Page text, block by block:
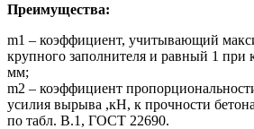
Преимущества:
m1 – коэффициент, учитывающий
крупного заполнителя и равный 1 при
мм;
m2 – коэффициент
усилия вырыва ,кН, к прочности
по табл. В.1, ГОСТ 22690.